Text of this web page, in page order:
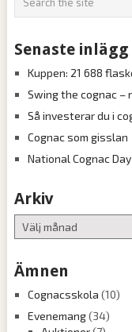
Senaste inlägg
Kuppen: 21 688
Swing the cognac –
Så investerar du i
Cognac som gisslan
National Cognac
Arkiv
Arkiv
Ämnen
Cognacsskola (10)
Evenemang(34)